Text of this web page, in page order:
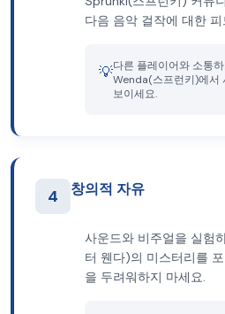
다음 음악 걸작에 대한
💡다른 플레이어와 소통
Wenda(스프런키)에서
보이세요.
4 창의적 자유
사운드와 비주얼을 실험
터 웬다)의 미스터리를
을 두려워하지 마세요.